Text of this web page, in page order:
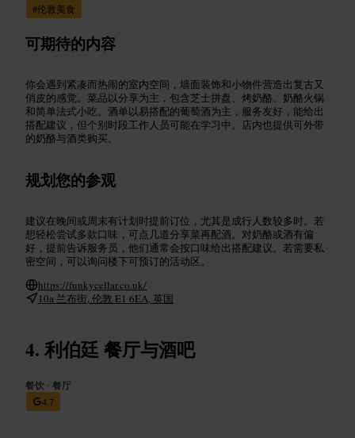
#伦敦美食
可期待的内容
你会遇到紧凑而热闹的室内空间，墙面装饰和小物件营造出复古又
俏皮的感觉。菜品以分享为主，包含芝士拼盘、烤奶酪、奶酪火锅
和简单法式小吃。酒单以易搭配的葡萄酒为主，服务友好，能给出
搭配建议，但个别时段工作人员可能在学习中。店内也提供可外带
的奶酪与酒类购买。
规划您的参观
建议在晚间或周末有计划时提前订位，尤其是成行人数较多时。若
想轻松尝试多款口味，可点几道分享菜再配酒。对奶酪或酒有偏
好，提前告诉服务员，他们通常会按口味给出搭配建议。若需要私
密空间，可以询问楼下可预订的活动区。
https://funkycellar.co.uk/
10a 兰布街, 伦敦 E1 6EA, 英国
利伯廷 餐厅与酒吧
餐饮 •餐厅
4.7